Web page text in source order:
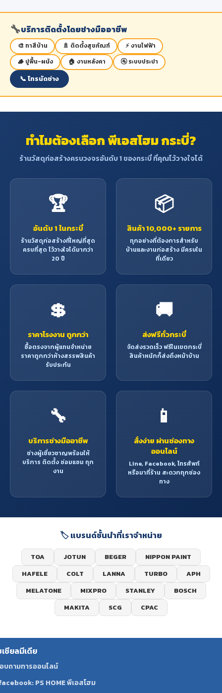
และสารเคมี ได้ดีเยี่ยม
🔧บริการติดตั้งโดยช่างมืออาชีพ
🎨 ทาสีบ้าน 🚿 ติดตั้งสุขภัณฑ์
⚡ งานไฟฟ้า
🪵 ปูพื้น-ผนัง
🏠 งานหลังคา 🚰 ระบบประปา
📞 โทรนัดช่าง
ทำไมต้องเลือก พีเอสโฮม กระบี่?
ร้านวัสดุก่อสร้างครบวงจรอันดับ 1 ของกระบี่ ที่คุณไว้วางใจได้
🏆
อันดับ 1 ในกระบี่
ร้านวัสดุก่อสร้างที่ใหญ่ที่สุด
ครบที่สุด ไว้วางใจได้มากว่า
20 ปี
📦
สินค้า 10,000+ รายการ
ทุกอย่างที่ต้องการสำหรับ
บ้านและงานก่อสร้าง มีครบใน
ที่เดียว
💲
ราคาโรงงาน ถูกกว่า
ซื้อตรงจากผู้แทนจำหน่าย
ราคาถูกกว่าห้างสรรพสินค้า
รับประกัน
🚚
ส่งฟรีทั่วกระบี่
จัดส่งรวดเร็ว ฟรีในเขตกระบี่
สินค้าหนักก็ส่งถึงหน้าบ้าน
🔧
บริการช่างมืออาชีพ
ช่างผู้เชี่ยวชาญพร้อมให้
บริการ ติดตั้ง ซ่อมแซม ทุก
งาน
📱
สั่งง่าย ผ่านช่องทาง
ออนไลน์
Line, Facebook, โทรศัพท์
หรือมาที่ร้าน สะดวกทุกช่อง
ทาง
🏷️ แบรนด์ชั้นนำที่เราจำหน่าย
TOA JOTUN BEGER
NIPPON PAINT
HAFELE
COLT LANNA TURBO
APH
MELATONE
MIXPRO STANLEY
BOSCH
MAKITA
SCG CPAC
เชียลมีเดีย
บถามทารออนไลน์
PS HOME พีเอสโฮม